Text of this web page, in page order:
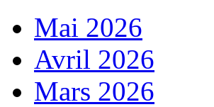
Mai 2026
Avril 2026
Mars 2026